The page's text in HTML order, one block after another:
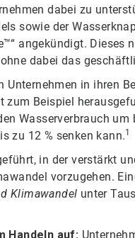
dabei zu
sowie der
angekündigt. Dieses
dabei das
in ihren
Beispiel
Wasserverbrauch
zu 12 % senken kann.1
in der verstärkt
vorzugehen.
Klimawandel unter
Handeln auf: